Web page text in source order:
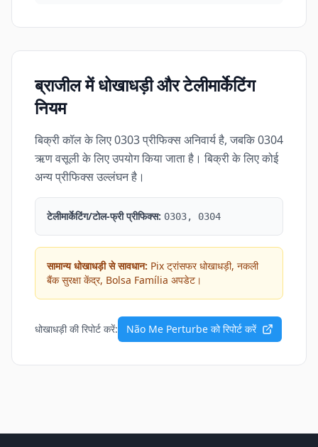
ब्राजील में धोखाधड़ी और टेलीमार्केटिंग
नियम
बिक्री कॉल के लिए 0303 प्रीफिक्स अनिवार्य है, जबकि 0304
ऋण वसूली के लिए उपयोग किया जाता है। बिक्री के लिए कोई
अन्य प्रीफिक्स उल्लंघन है।
टेलीमार्केटिंग/टोल-फ्री प्रीफिक्स: 0303, 0304
सामान्य धोखाधड़ी से सावधान: Pix ट्रांसफर धोखाधड़ी, नकली
बैंक सुरक्षा केंद्र, Bolsa Família अपडेट।
धोखाधड़ी की रिपोर्ट करें: Não Me Perturbe को रिपोर्ट करें